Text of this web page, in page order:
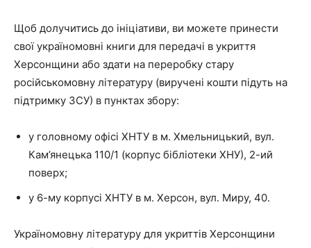
Щоб долучитись до ініціативи, ви можете принести
свої україномовні книги для передачі в укриття
Херсонщини або здати на переробку стару
російськомовну літературу (виручені кошти підуть на
підтримку ЗСУ) в пунктах збору:
у головному офісі ХНТУ в м. Хмельницький, вул.
Кам’янецька 110/1 (корпус бібліотеки ХНУ), 2-ий
поверх;
у 6-му корпусі ХНТУ в м. Херсон, вул. Миру, 40.
Україномовну літературу для укриттів Херсонщини